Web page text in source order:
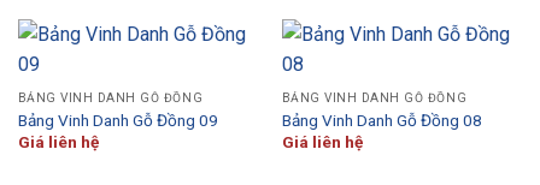
BẢNG VINH DANH GỖ ĐỒNG
Bảng Vinh Danh Gỗ Đồng 09
Giá liên hệ
BẢNG VINH DANH GỖ ĐỒNG
Bảng Vinh Danh Gỗ Đồng 08
Giá liên hệ